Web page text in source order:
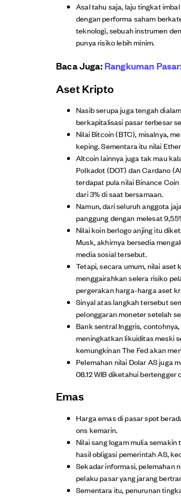
Asal tahu saja, laju tingkat
dengan performa saham
teknologi, sebuah instrumen
punya risiko lebih minim.
Baca Juga:Rangkuman
Aset Kripto
Nasib serupa juga tengah
berkapitalisasi pasar terbesar
Nilai Bitcoin (BTC), misalnya,
keping. Sementara itu nilai
Altcoin lainnya juga tak mau
Polkadot (DOT) dan Cardano
terdapat pula nilai Binance Coin
dari 3% di saat bersamaan.
Namun, dari seluruh anggota
panggung dengan melesat
Nilai koin berlogo anjing itu
Musk, akhirnya bersedia
media sosial tersebut.
Tetapi, secara umum, nilai
menggairahkan selera risiko
pergerakan harga-harga aset
Sinyal atas langkah tersebut
pelonggaran moneter setelah
Bank sentral Inggris,
meningkatkan likuiditas meski
kemungkinan The Fed akan
Pelemahan nilai Dolar AS juga
08.12 WIB diketahui bertengger
Emas
Harga emas di pasar spot
ons kemarin.
Nilai sang logam mulia
hasil obligasi pemerintah AS,
Sekadar informasi, pelemahan
pelaku pasar yang jarang
Sementara itu, penurunan